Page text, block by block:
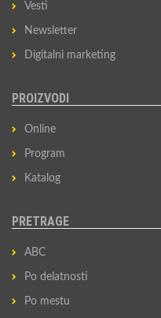
Vesti
Newsletter
Digitalni marketing
PROIZVODI
Online
Program
Katalog
PRETRAGE
ABC
Po delatnosti
Po mestu